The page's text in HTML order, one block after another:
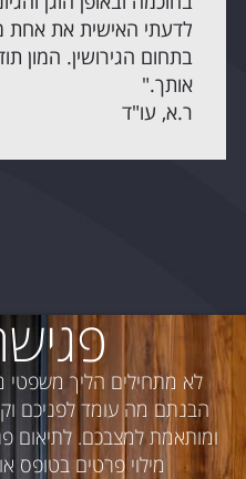
לדעתי האישית את אחת
בתחום הגירושין. המון
אותך."
ר.א, עו"ד
לא מתחילים הליך משפטי
הבנתם מה עומד לפניכם
ומותאמת למצבכם. לתיאום
מילוי פרטים בטופס